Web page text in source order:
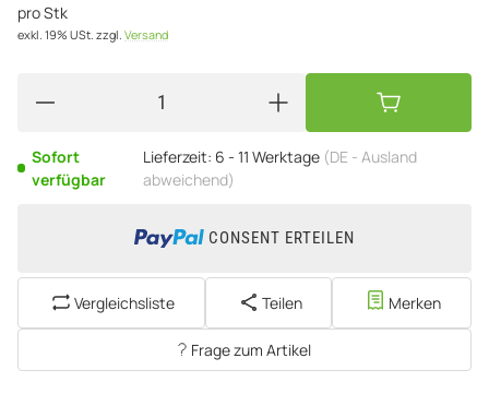
pro Stk
exkl. 19% USt. zzgl. Versand
Sofort
verfügbar
Lieferzeit: 6 - 11 Werktage (DE - Ausland
abweichend)
CONSENT ERTEILEN
Vergleichsliste Teilen Merken
Frage zum Artikel